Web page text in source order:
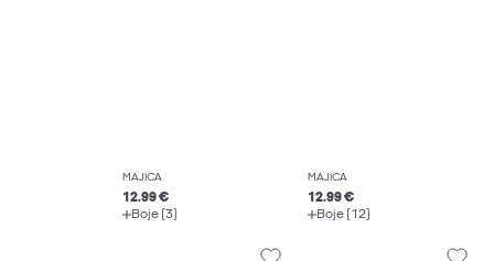
MAJICA
12.99 €
Boje (3)
MAJICA
12.99 €
Boje (12)